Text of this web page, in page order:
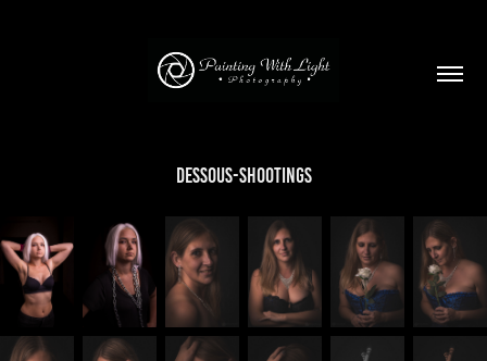
Dessous-Shootings